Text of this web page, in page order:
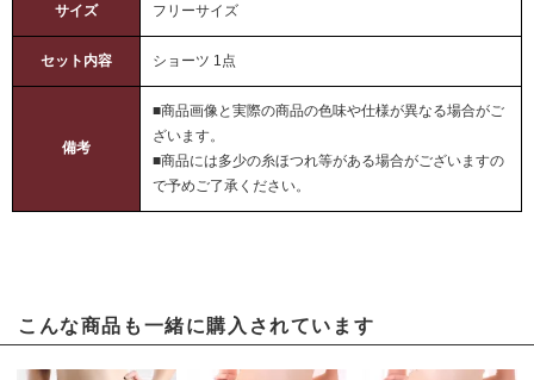
サイズ フリーサイズ
セット内容 ショーツ 1点
備考
■商品画像と実際の商品の色味や仕様が異なる場合がご
ざいます。
■商品には多少の糸ほつれ等がある場合がございますの
で予めご了承ください。
こんな商品も一緒に購入されています